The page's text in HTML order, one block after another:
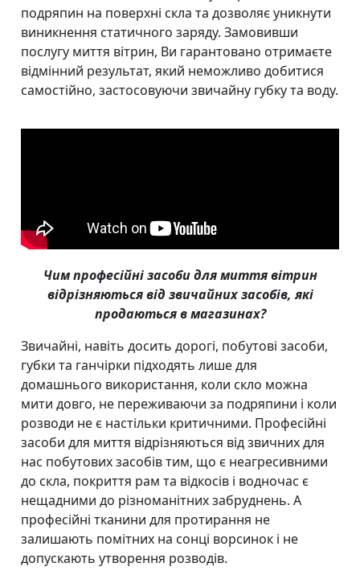
подряпин на поверхні скла та дозволяє уникнути
виникнення статичного заряду. Замовивши
послугу миття вітрин, Ви гарантовано отримаєте
відмінний результат, який неможливо добитися
самостійно, застосовуючи звичайну губку та воду.
Чим професійні засоби для миття вітрин
відрізняються від звичайних засобів, які
продаються в магазинах?
Звичайні, навіть досить дорогі, побутові засоби,
губки та ганчірки підходять лише для
домашнього використання, коли скло можна
мити довго, не переживаючи за подряпини і коли
розводи не є настільки критичними. Професійні
засоби для миття відрізняються від звичних для
нас побутових засобів тим, що є неагресивними
до скла, покриття рам та відкосів і водночас є
нещадними до різноманітних забруднень. А
професійні тканини для протирання не
залишають помітних на сонці ворсинок і не
допускають утворення розводів.